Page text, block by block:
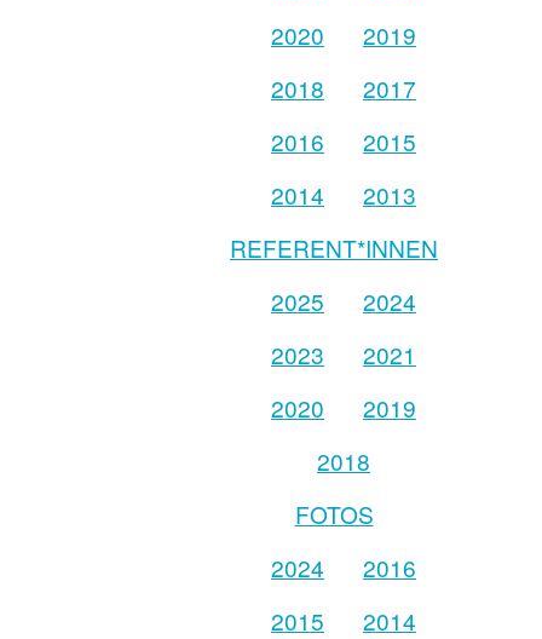
2020
2019
2018
2017
2016
2015
2014
2013
REFERENT*INNEN
2025
2024
2023
2021
2020
2019
2018
FOTOS
2024
2016
2015
2014